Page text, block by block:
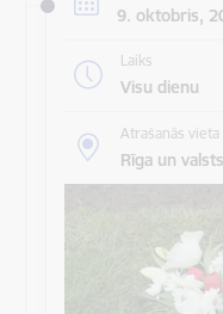
9. oktobris,
Laiks
Visu dienu
Atrašanās vieta
Rīga un